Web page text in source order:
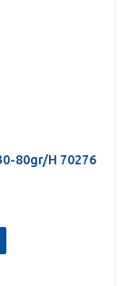
80gr/H 70276